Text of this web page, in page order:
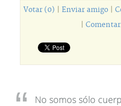
Votar (0) Enviar amigo|
No somos sólo